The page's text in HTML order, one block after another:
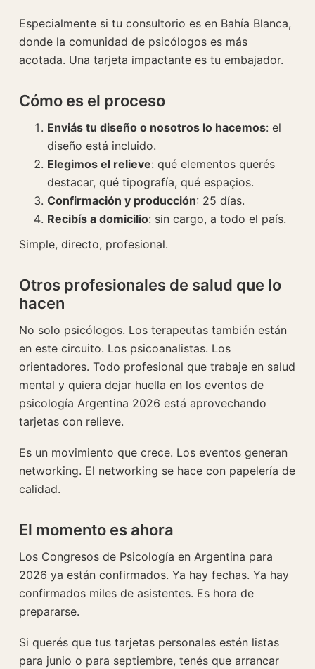
Especialmente si tu consultorio es en Bahía Blanca,
donde la comunidad de psicólogos es más
acotada. Una tarjeta impactante es tu embajador.
Cómo es el proceso
Enviás tu diseño o nosotros lo hacemos: el
diseño está incluido.
Elegimos el relieve: qué elementos querés
destacar, qué tipografía, qué espaçios.
Confirmación y producción: 25 días.
Recibís a domicilio: sin cargo, a todo el país.
Simple, directo, profesional.
Otros profesionales de salud que lo
hacen
No solo psicólogos. Los terapeutas también están
en este circuito. Los psicoanalistas. Los
orientadores. Todo profesional que trabaje en salud
mental y quiera dejar huella en los eventos de
psicología Argentina 2026 está aprovechando
tarjetas con relieve.
Es un movimiento que crece. Los eventos generan
networking. El networking se hace con papelería de
calidad.
El momento es ahora
Los Congresos de Psicología en Argentina para
2026 ya están confirmados. Ya hay fechas. Ya hay
confirmados miles de asistentes. Es hora de
prepararse.
Si querés que tus tarjetas personales estén listas
para junio o para septiembre, tenés que arrancar